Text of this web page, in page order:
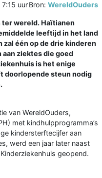
uurBron: WereldOuders
ter wereld. Haïtianen
leeftijd in het land
zal één op de drie kinderen
ziektes die goed
is het enige
doorlopende steun nodig
van WereldOuders,
met kindhulpprogramma’s
kindersterftecijfer aan
werd een jaar later naast
geopend.